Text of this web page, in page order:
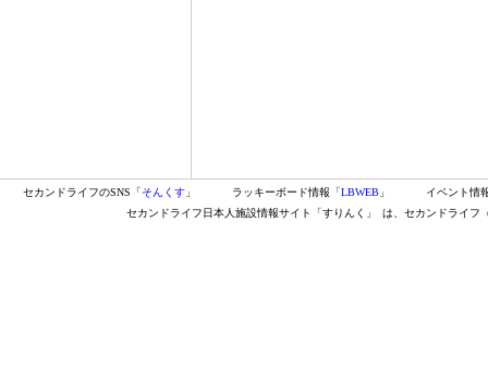
セカンドライフのSNS「そんくす 」 ラッキーボード情報「LBWEB 」
イベント情
セカンドライフ日本人施設情報サイト「すりんく」
は、セカンドライフ